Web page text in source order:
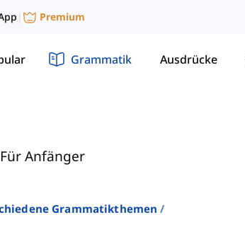
| Premium
Grammatik Ausdrücke
Für Anfänger
Grammatikthemen